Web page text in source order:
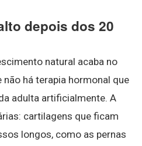
depois dos 20
natural acaba no
há terapia hormonal que
adulta artificialmente. A
cartilagens que ficam
longos, como as pernas